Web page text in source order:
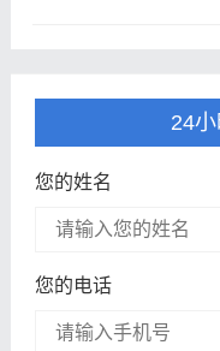
24
您的姓名
您的电话